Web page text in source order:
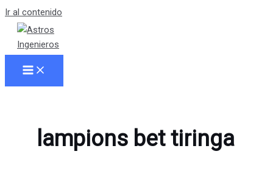
Ir al contenido
lampions bet tiringa